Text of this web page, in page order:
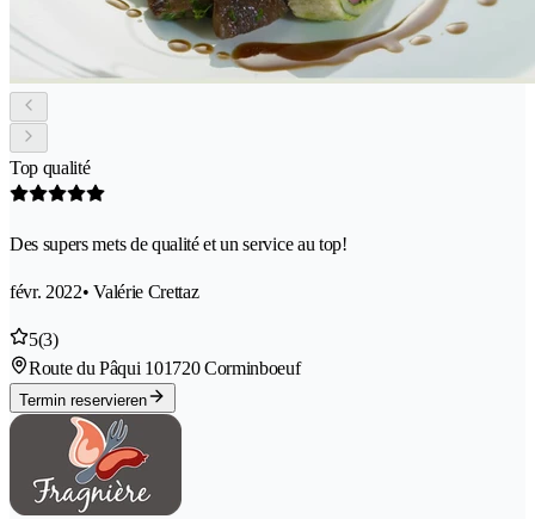
Top qualité
Des supers mets de qualité et un service au top!
févr. 2022• Valérie Crettaz
5(3)
Route du Pâqui 101720 Corminboeuf
Termin reservieren